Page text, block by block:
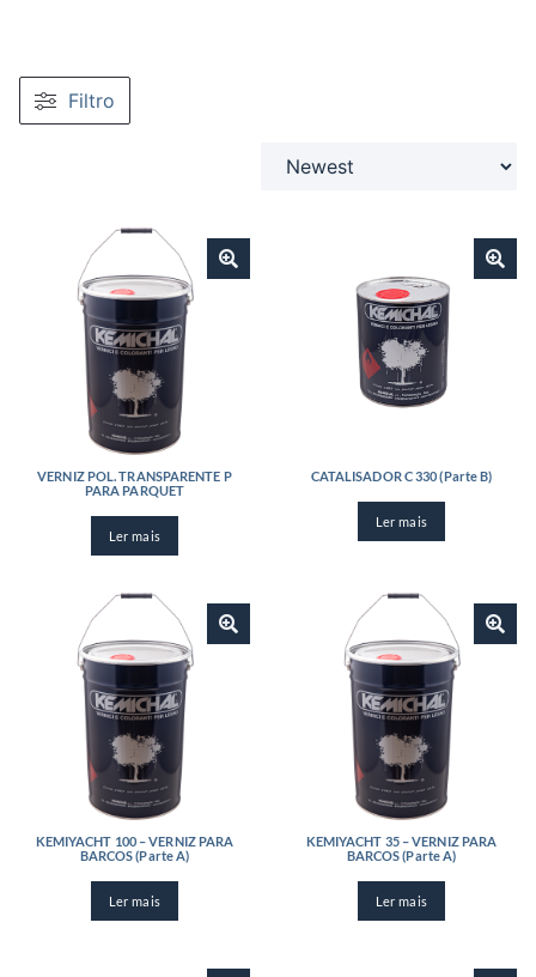
Filtro
VERNIZ POL. TRANSPARENTE P
PARA PARQUET
Ler mais
CATALISADOR C 330 (Parte B)
Ler mais
KEMIYACHT 100 – VERNIZ PARA
BARCOS (Parte A)
Ler mais
KEMIYACHT 35 – VERNIZ PARA
BARCOS (Parte A)
Ler mais